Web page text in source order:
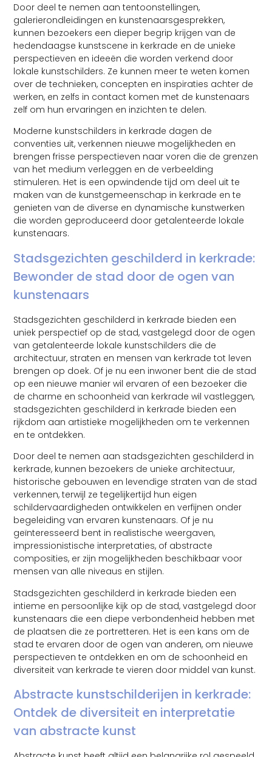
Door deel te nemen aan tentoonstellingen,
galerierondleidingen en kunstenaarsgesprekken,
kunnen bezoekers een dieper begrip krijgen van de
hedendaagse kunstscene in kerkrade en de unieke
perspectieven en ideeën die worden verkend door
lokale kunstschilders. Ze kunnen meer te weten komen
over de technieken, concepten en inspiraties achter de
werken, en zelfs in contact komen met de kunstenaars
zelf om hun ervaringen en inzichten te delen.
Moderne kunstschilders in kerkrade dagen de
conventies uit, verkennen nieuwe mogelijkheden en
brengen frisse perspectieven naar voren die de grenzen
van het medium verleggen en de verbeelding
stimuleren. Het is een opwindende tijd om deel uit te
maken van de kunstgemeenschap in kerkrade en te
genieten van de diverse en dynamische kunstwerken
die worden geproduceerd door getalenteerde lokale
kunstenaars.
Stadsgezichten geschilderd in kerkrade:
Bewonder de stad door de ogen van
kunstenaars
Stadsgezichten geschilderd in kerkrade bieden een
uniek perspectief op de stad, vastgelegd door de ogen
van getalenteerde lokale kunstschilders die de
architectuur, straten en mensen van kerkrade tot leven
brengen op doek. Of je nu een inwoner bent die de stad
op een nieuwe manier wil ervaren of een bezoeker die
de charme en schoonheid van kerkrade wil vastleggen,
stadsgezichten geschilderd in kerkrade bieden een
rijkdom aan artistieke mogelijkheden om te verkennen
en te ontdekken.
Door deel te nemen aan stadsgezichten geschilderd in
kerkrade, kunnen bezoekers de unieke architectuur,
historische gebouwen en levendige straten van de stad
verkennen, terwijl ze tegelijkertijd hun eigen
schildervaardigheden ontwikkelen en verfijnen onder
begeleiding van ervaren kunstenaars. Of je nu
geïnteresseerd bent in realistische weergaven,
impressionistische interpretaties, of abstracte
composities, er zijn mogelijkheden beschikbaar voor
mensen van alle niveaus en stijlen.
Stadsgezichten geschilderd in kerkrade bieden een
intieme en persoonlijke kijk op de stad, vastgelegd door
kunstenaars die een diepe verbondenheid hebben met
de plaatsen die ze portretteren. Het is een kans om de
stad te ervaren door de ogen van anderen, om nieuwe
perspectieven te ontdekken en om de schoonheid en
diversiteit van kerkrade te vieren door middel van kunst.
Abstracte kunstschilderijen in kerkrade:
Ontdek de diversiteit en interpretatie
van abstracte kunst